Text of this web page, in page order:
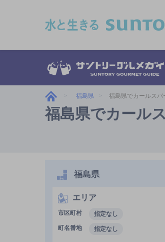
福島県 福島県でカールスバ
福島県でカール
福島県
エリア
市区町村
指定なし
町名番地
指定なし